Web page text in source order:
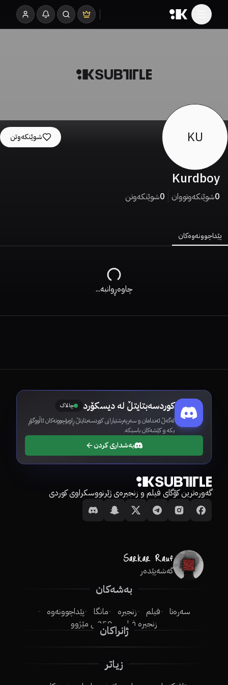
KU
Kurdboy
0شوێنکەوتووان 0شوێنکەوتن
شوێنکەوتن
پێداچوونەوەکان
چاوەڕوانبە...
کوردسەبتایتڵ لە دیسکۆرد چالاک
لەگەڵ ئەندامان و سەرپەرشتیارانی کوردسەبتایتڵ ڕاوبۆچوونەکان ئاڵووگۆڕ
بکە و کێشەکان باسبکە.
بەشداری کردن
گەورەترین کۆگای فیلم و زنجیرەی ژێرنووسکراوی کوردی
گەشەپێدەر
بەشەکان
سەرەتا فیلم زنجیرە مانگا
پێداچوونەوە
زنجیرە فیلم
250ـی مێژوو
ژانراکان
زیاتر